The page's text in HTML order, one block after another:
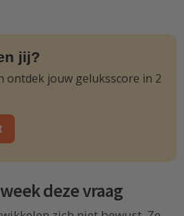
jij?
ontdek jouw geluksscore in 2
deze vraag